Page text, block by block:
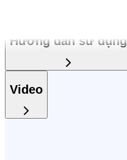
Hướng dẫn sử dụng
Video